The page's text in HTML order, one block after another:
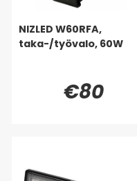
NIZLED W60RFA,
taka-/työvalo, 60W
€80